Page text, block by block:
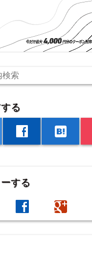
る
facebook hatenabookmark
する
facebook google